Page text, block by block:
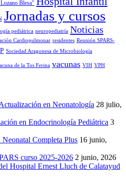
Blesa"
Jornadas y cursos
pediátrica neuropediatría Noticias
Cardiopulmonar residentes Reunión SPARS-
Sociedad Aragonesa de Microbiología
de la Tos Ferina vacunas VIH VPH
en Neonatología 28 julio,
en Endocrinología Pediátrica 3
Completa Plus 16 junio,
curso 2025-2026 2 junio, 2026
Hospital Ernest Lluch de Calatayud